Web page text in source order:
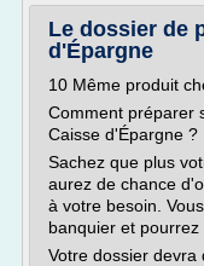
Le dossier de
d'Épargne
10 Même produit
Comment préparer
Caisse d'Épargne ?
Sachez que plus
aurez de chance
à votre besoin.
banquier et pourrez
Votre dossier devra